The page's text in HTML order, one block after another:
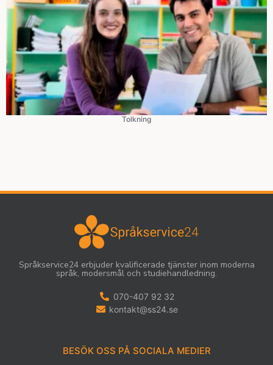
Tolkning
Språkservice24 erbjuder kvalificerade tjänster inom moderna
språk, modersmål och studiehandledning.
070-407 92 32
kontakt@ss24.se
BESÖK OSS PÅ SOCIALA MEDIER